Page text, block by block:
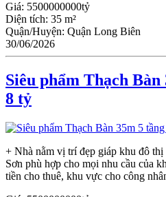
Giá: 5500000000tỷ
Diện tích: 35 m²
Quận/Huyện: Quận Long Biên
30/06/2026
Siêu phẩm Thạch
8 tỷ
+ Nhà nằm vị trí đẹp giáp khu đô
Sơn phù hợp cho mọi nhu cầu của
tiền cho thuê, khu vực cho công